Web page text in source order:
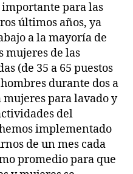
para las
últimos años, ya
a la mayoría de
mujeres de las
(de 35 a 65 puestos
durante dos a
mujeres para lavado y
del
implementado
de un mes cada
promedio para que